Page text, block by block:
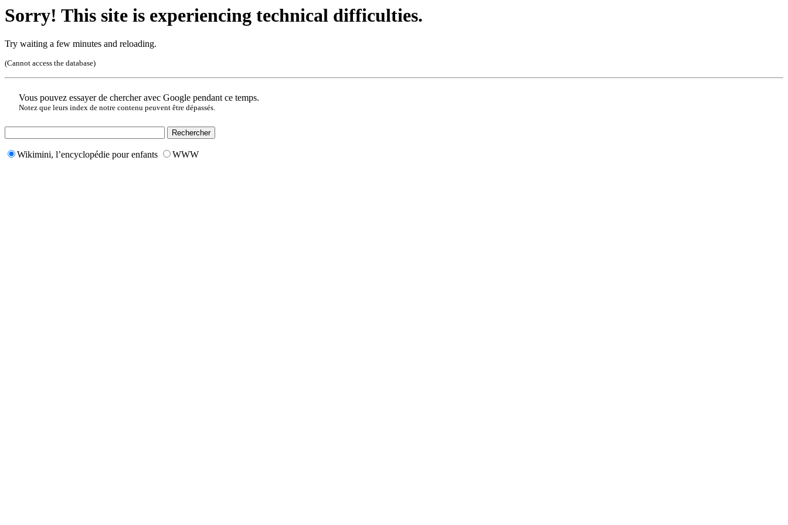
Sorry! This site is experiencing technical difficulties.
Try waiting a few minutes and reloading.
(Cannot access the database)
Vous pouvez essayer de chercher avec Google pendant ce temps.
Notez que leurs index de notre contenu peuvent être dépassés.
Wikimini, l’encyclopédie pour enfants WWW